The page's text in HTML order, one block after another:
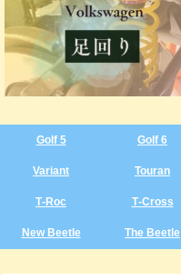
Golf 5 Golf 6
Variant Touran
T‑Roc T‑Cross
New Beetle The Beetle